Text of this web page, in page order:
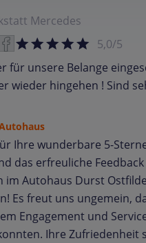
Mercedes
5,0/5
für unsere Belange
wieder hingehen ! Sind
Ihre wunderbare 5-
das erfreuliche Feedback
im Autohaus Durst
Es freut uns ungemein,
Engagement und
Ihre Zufriedenheit